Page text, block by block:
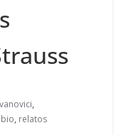
,
, relatos